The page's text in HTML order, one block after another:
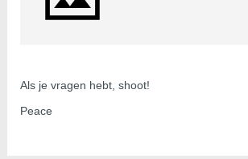
Als je vragen hebt, shoot!
Peace